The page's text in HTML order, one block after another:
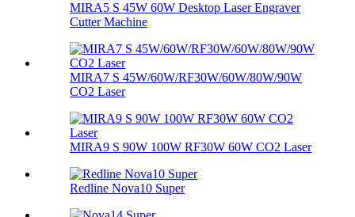
MIRA5 S 45W 60W Desktop Laser Engraver
Cutter Machine
MIRA7 S 45W/60W/RF30W/60W/80W/90W
CO2 Laser
MIRA9 S 90W 100W RF30W 60W CO2 Laser
Redline Nova10 Super